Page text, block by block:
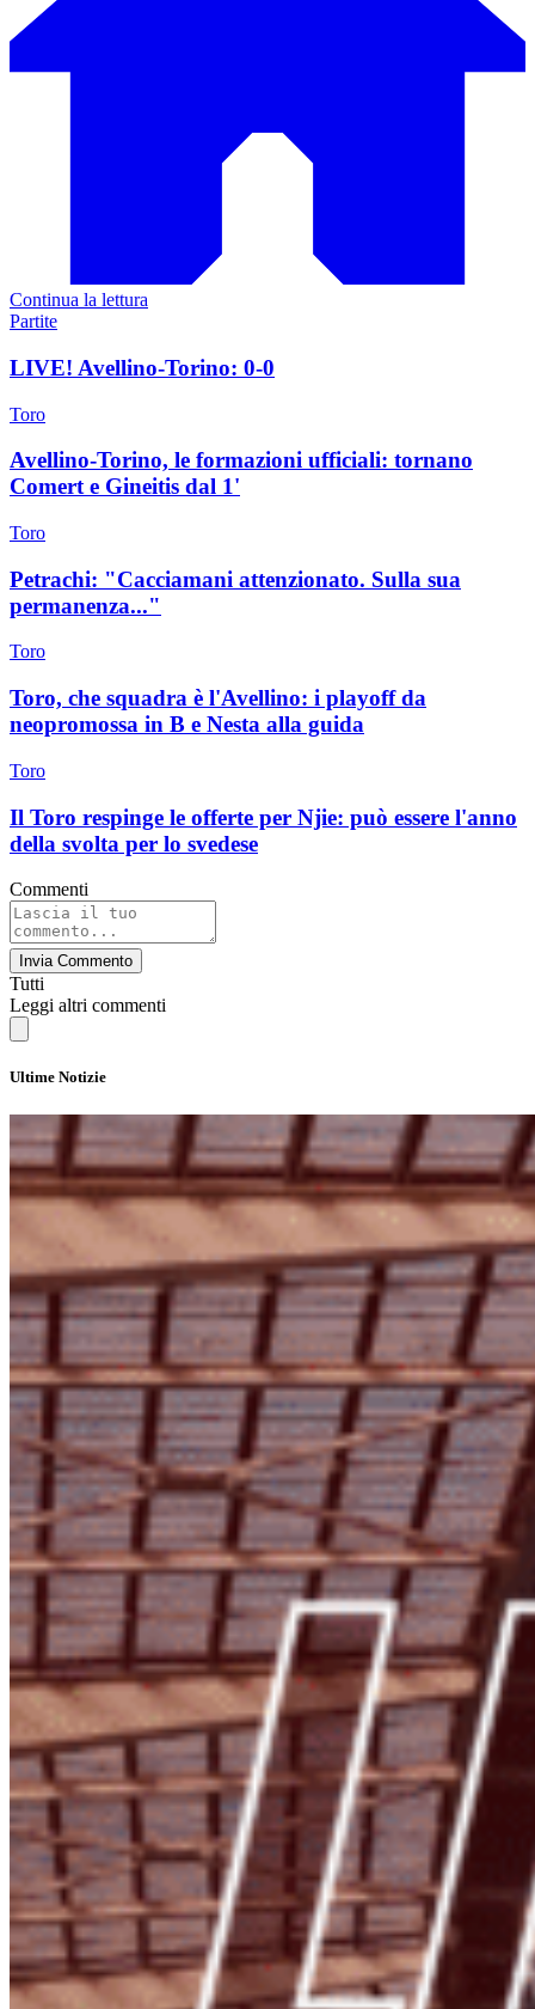
Continua la lettura
Partite
LIVE! Avellino-Torino: 0-0
Toro
Avellino-Torino, le formazioni ufficiali: tornano
Comert e Gineitis dal 1'
Toro
Petrachi: "Cacciamani attenzionato. Sulla sua
permanenza..."
Toro
Toro, che squadra è l'Avellino: i playoff da
neopromossa in B e Nesta alla guida
Toro
Il Toro respinge le offerte per Njie: può essere l'anno
della svolta per lo svedese
Commenti
Invia Commento
Tutti
Leggi altri commenti
Ultime Notizie